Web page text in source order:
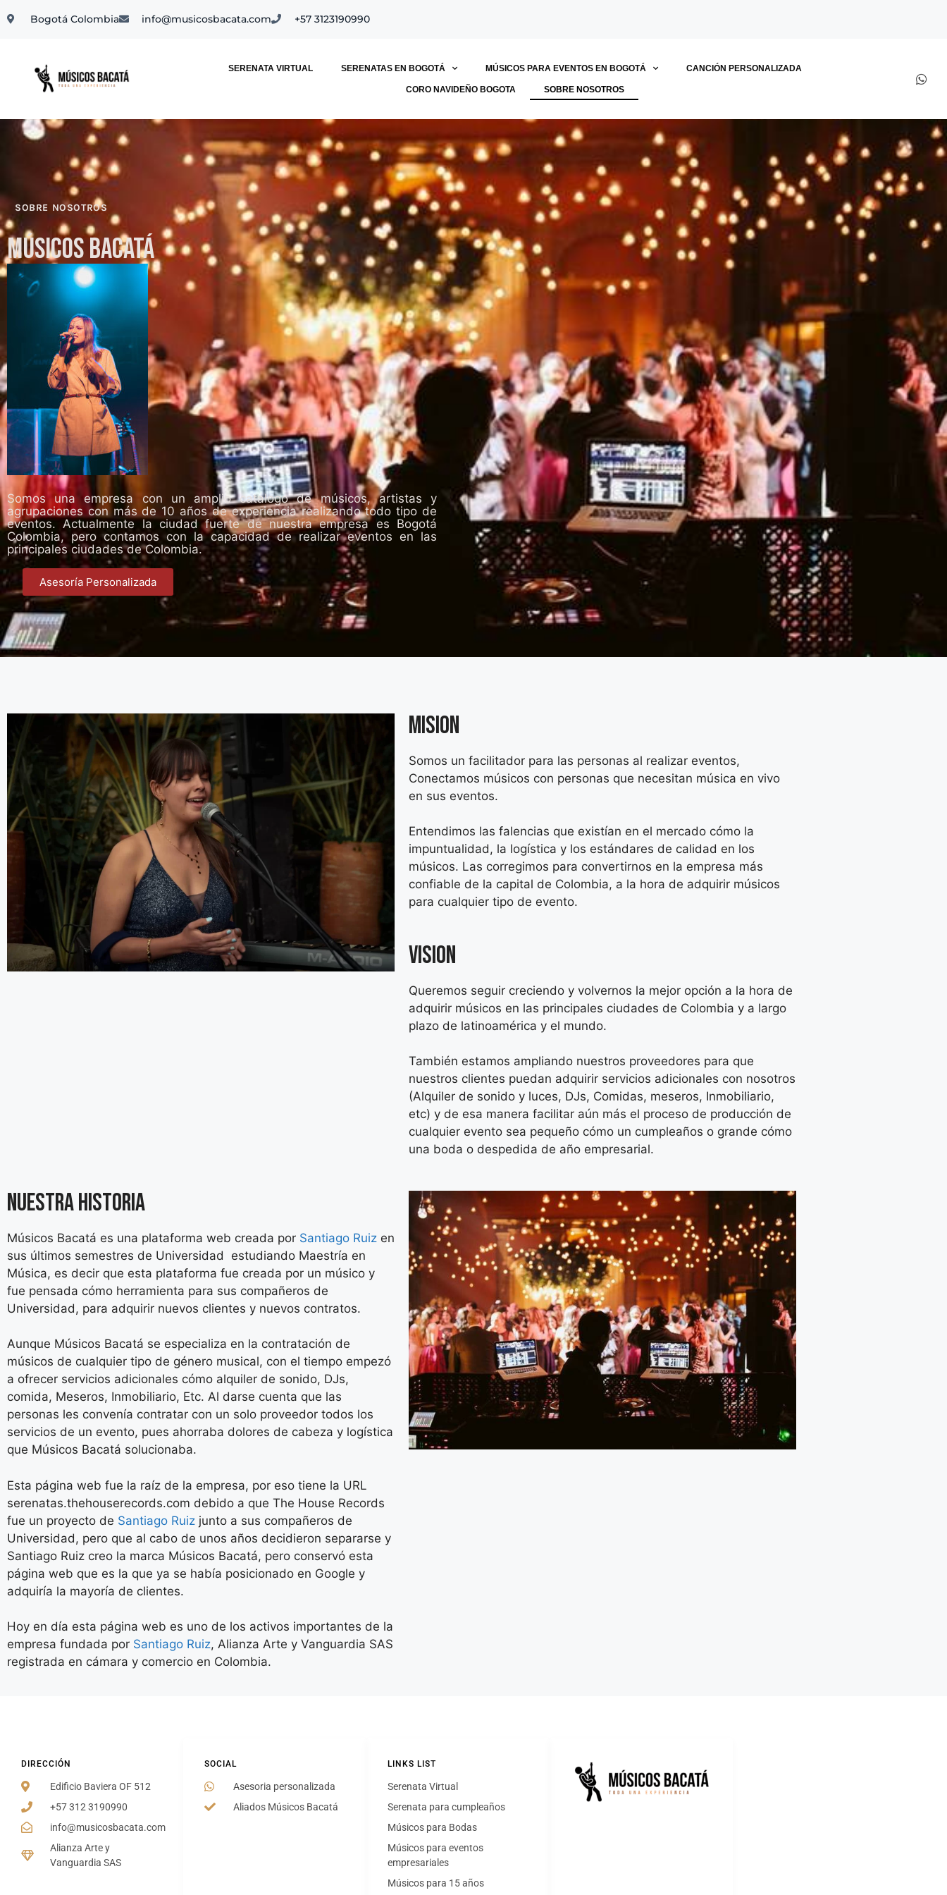
Bogotá Colombia info@musicosbacata.com +57 3123190990
SERENATA VIRTUAL SERENATAS EN BOGOTÁ MÚSICOS PARA EVENTOS EN BOGOTÁ CANCIÓN PERSONALIZADA
CORO NAVIDEÑO BOGOTA SOBRE NOSOTROS
SOBRE NOSOTROS
Músicos Bacatá
Somos una empresa con un amplio catalogo de músicos, artistas y
agrupaciones con más de 10 años de experiencia realizando todo tipo de
eventos. Actualmente la ciudad fuerte de nuestra empresa es Bogotá
Colombia, pero contamos con la capacidad de realizar eventos en las
principales ciudades de Colombia.
Asesoría Personalizada
Mision
Somos un facilitador para las personas al realizar eventos,
Conectamos músicos con personas que necesitan música en vivo
en sus eventos.
Entendimos las falencias que existían en el mercado cómo la
impuntualidad, la logística y los estándares de calidad en los
músicos. Las corregimos para convertirnos en la empresa más
confiable de la capital de Colombia, a la hora de adquirir músicos
para cualquier tipo de evento.
VISION
Queremos seguir creciendo y volvernos la mejor opción a la hora de
adquirir músicos en las principales ciudades de Colombia y a largo
plazo de latinoamérica y el mundo.
También estamos ampliando nuestros proveedores para que
nuestros clientes puedan adquirir servicios adicionales con nosotros
(Alquiler de sonido y luces, DJs, Comidas, meseros, Inmobiliario,
etc) y de esa manera facilitar aún más el proceso de producción de
cualquier evento sea pequeño cómo un cumpleaños o grande cómo
una boda o despedida de año empresarial.
nuestra historia
Músicos Bacatá es una plataforma web creada por Santiago Ruiz en
sus últimos semestres de Universidad estudiando Maestría en
Música, es decir que esta plataforma fue creada por un músico y
fue pensada cómo herramienta para sus compañeros de
Universidad, para adquirir nuevos clientes y nuevos contratos.
Aunque Músicos Bacatá se especializa en la contratación de
músicos de cualquier tipo de género musical, con el tiempo empezó
a ofrecer servicios adicionales cómo alquiler de sonido, DJs,
comida, Meseros, Inmobiliario, Etc. Al darse cuenta que las
personas les convenía contratar con un solo proveedor todos los
servicios de un evento, pues ahorraba dolores de cabeza y logística
que Músicos Bacatá solucionaba.
Esta página web fue la raíz de la empresa, por eso tiene la URL
serenatas.thehouserecords.com debido a que The House Records
fue un proyecto de Santiago Ruiz junto a sus compañeros de
Universidad, pero que al cabo de unos años decidieron separarse y
Santiago Ruiz creo la marca Músicos Bacatá, pero conservó esta
página web que es la que ya se había posicionado en Google y
adquiría la mayoría de clientes.
Hoy en día esta página web es uno de los activos importantes de la
empresa fundada por Santiago Ruiz, Alianza Arte y Vanguardia SAS
registrada en cámara y comercio en Colombia.
DIRECCIÓN
Edificio Baviera OF 512
+57 312 3190990
info@musicosbacata.com
Alianza Arte y
Vanguardia SAS
SOCIAL
Asesoria personalizada
Aliados Músicos Bacatá
LINKS LIST
Serenata Virtual
Serenata para cumpleaños
Músicos para Bodas
Músicos para eventos
empresariales
Músicos para 15 años